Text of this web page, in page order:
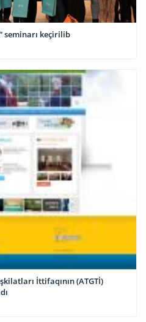
seminarı keçirilib
İttifaqının (ATGTİ)